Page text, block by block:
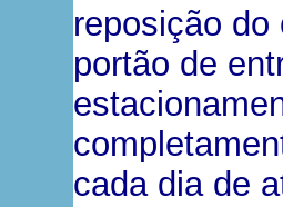
reposição
portão de
cada dia de